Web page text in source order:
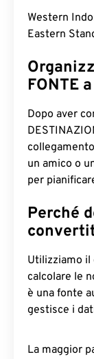
Western
Eastern
FONTE
Dopo aver
un amico o
per
Perché
Utilizziamo il
calcolare le
è una fonte
gestisce i
La maggior